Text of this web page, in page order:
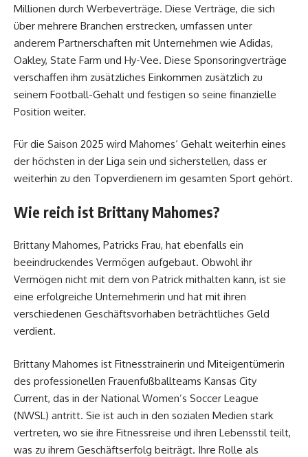
Millionen durch Werbeverträge. Diese Verträge, die sich
über mehrere Branchen erstrecken, umfassen unter
anderem Partnerschaften mit Unternehmen wie Adidas,
Oakley, State Farm und Hy-Vee. Diese Sponsoringverträge
verschaffen ihm zusätzliches Einkommen zusätzlich zu
seinem Football-Gehalt und festigen so seine finanzielle
Position weiter.
Für die Saison 2025 wird Mahomes‘ Gehalt weiterhin eines
der höchsten in der Liga sein und sicherstellen, dass er
weiterhin zu den Topverdienern im gesamten Sport gehört.
Wie reich ist Brittany Mahomes?
Brittany Mahomes, Patricks Frau, hat ebenfalls ein
beeindruckendes Vermögen aufgebaut. Obwohl ihr
Vermögen nicht mit dem von Patrick mithalten kann, ist sie
eine erfolgreiche Unternehmerin und hat mit ihren
verschiedenen Geschäftsvorhaben beträchtliches Geld
verdient.
Brittany Mahomes ist Fitnesstrainerin und Miteigentümerin
des professionellen Frauenfußballteams Kansas City
Current, das in der National Women’s Soccer League
(NWSL) antritt. Sie ist auch in den sozialen Medien stark
vertreten, wo sie ihre Fitnessreise und ihren Lebensstil teilt,
was zu ihrem Geschäftserfolg beiträgt. Ihre Rolle als